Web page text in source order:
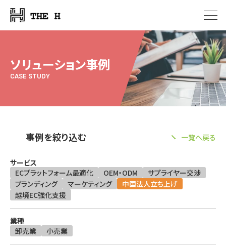
ソリューション事例
CASE STUDY
事例を絞り込む 一覧へ戻る
サービス
ECプラットフォーム最適化
OEM・ODM
サプライヤー交渉
ブランディング
マーケティング
中国法人立ち上げ
越境EC強化支援
業種
卸売業
小売業